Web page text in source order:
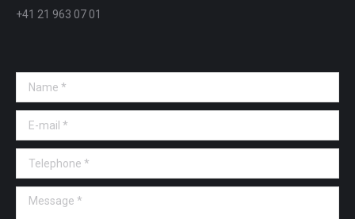
+41 21 963 07 01
Name *
E-mail *
Telephone *
Message *